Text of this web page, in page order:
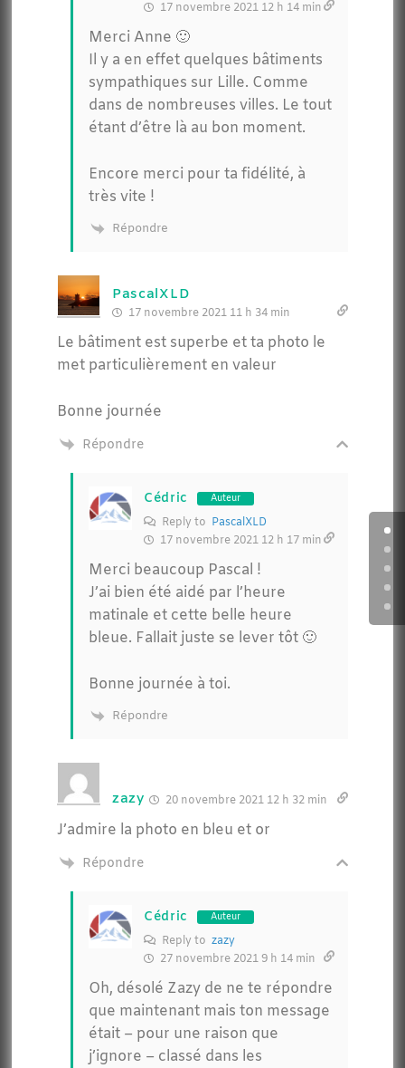
17 novembre 2021 12 h 14 min
Merci Anne 🙂
Il y a en effet quelques bâtiments
sympathiques sur Lille. Comme
dans de nombreuses villes. Le tout
étant d’être là au bon moment.
Encore merci pour ta fidélité, à
très vite !
Répondre
PascalXLD
17 novembre 2021 11 h 34 min
Le bâtiment est superbe et ta photo le
met particulièrement en valeur
Bonne journée
Répondre
Cédric Auteur
Reply to PascalXLD
17 novembre 2021 12 h 17 min
Merci beaucoup Pascal !
J’ai bien été aidé par l’heure
matinale et cette belle heure
bleue. Fallait juste se lever tôt 🙂
Bonne journée à toi.
Répondre
zazy 20 novembre 2021 12 h 32 min
J’admire la photo en bleu et or
Répondre
Cédric Auteur
Reply to zazy
27 novembre 2021 9 h 14 min
Oh, désolé Zazy de ne te répondre
que maintenant mais ton message
était – pour une raison que
j’ignore – classé dans les